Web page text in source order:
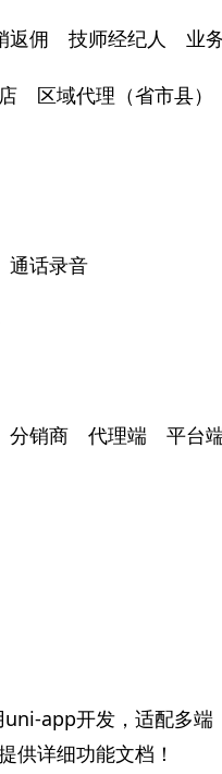
佣 技师经纪人 业务
区域代理（省市县）
话录音
销商 代理端 平台
app开发，适配多端
供详细功能文档！